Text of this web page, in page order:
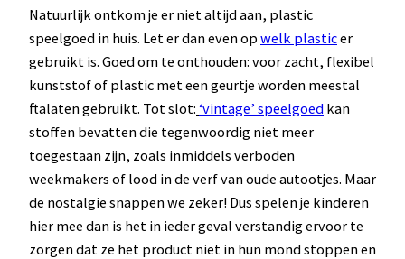
Natuurlijk ontkom je er niet altijd aan, plastic
speelgoed in huis. Let er dan even op welk plasticer
gebruikt is. Goed om te onthouden: voor zacht, flexibel
kunststof of plastic met een geurtje worden meestal
ftalaten gebruikt. Tot slot: ‘vintage’ speelgoed kan
stoffen bevatten die tegenwoordig niet meer
toegestaan zijn, zoals inmiddels verboden
weekmakers of lood in de verf van oude autootjes. Maar
de nostalgie snappen we zeker! Dus spelen je kinderen
hier mee dan is het in ieder geval verstandig ervoor te
zorgen dat ze het product niet in hun mond stoppen en